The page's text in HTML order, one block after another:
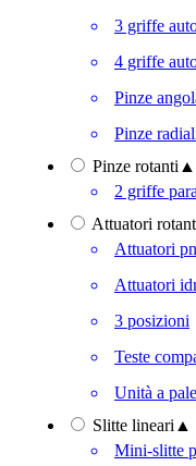
3 griffe
4 griffe
Pinze
Pinze
Pinze rotanti ▲
2 griffe
Attuatori
Attuatori
Attuatori
3 posizioni
Teste
Unità a
Slitte lineari ▲
Mini-slitte